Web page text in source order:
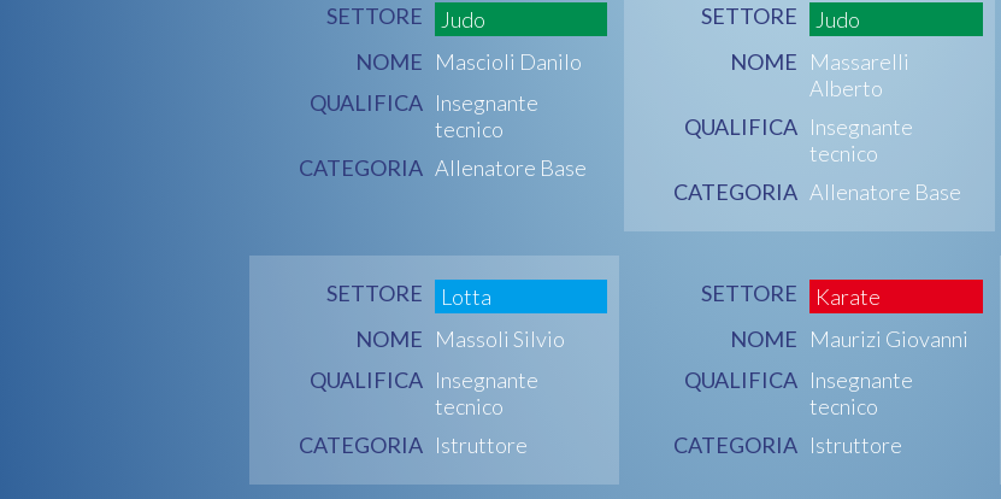
SETTORE
Judo
NOME Mascioli Danilo
QUALIFICA Insegnante
tecnico
CATEGORIA Allenatore Base
SETTORE
Judo
NOME Massarelli
Alberto
QUALIFICA Insegnante
tecnico
CATEGORIA Allenatore Base
SETTORE
Lotta
NOME Massoli Silvio
QUALIFICA Insegnante
tecnico
CATEGORIA Istruttore
SETTORE
Karate
NOME Maurizi Giovanni
QUALIFICA Insegnante
tecnico
CATEGORIA Istruttore